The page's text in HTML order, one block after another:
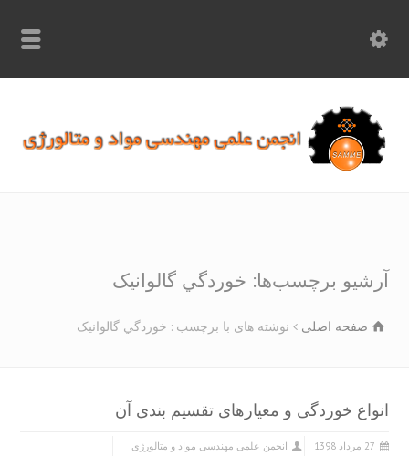
برچسب‌ها: خوردگي گالوانیک
صفحه اصلی نوشته های با برچسب : خوردگي گالوانیک
خوردگی و معیارهای تقسیم بندی آن
انجمن علمی مهندسی مواد و متالورژی